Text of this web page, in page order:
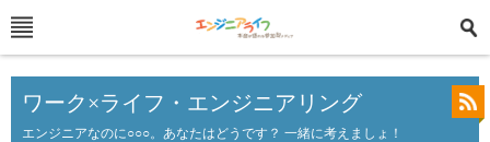
ワーク×ライフ・エンジニアリング
エンジニアなのに○○○。あなたはどうです？ 一緒に考えましょ！